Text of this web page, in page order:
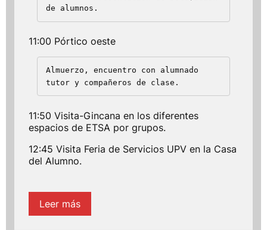
de alumnos.
11:00 Pórtico oeste
Almuerzo, encuentro con alumnado
tutor y compañeros de clase.
11:50 Visita-Gincana en los diferentes
espacios de ETSA por grupos.
12:45 Visita Feria de Servicios UPV en la Casa
del Alumno.
Leer más